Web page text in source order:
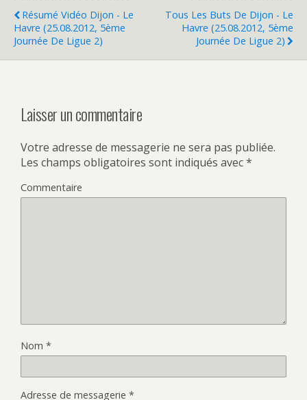
Résumé Vidéo Dijon - Le
Havre (25.08.2012, 5ème
Journée De Ligue 2)
Tous Les Buts De Dijon - Le
Havre (25.08.2012, 5ème
Journée De Ligue 2)
Laisser un commentaire
Votre adresse de messagerie ne sera pas publiée.
Les champs obligatoires sont indiqués avec*
Commentaire
Nom *
Adresse de messagerie *